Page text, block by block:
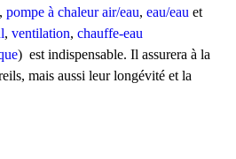
, pompe à chaleur air/eau, eau/eau et
, ventilation, chauffe-eau
) est indispensable. Il assurera à la
mais aussi leur longévité et la